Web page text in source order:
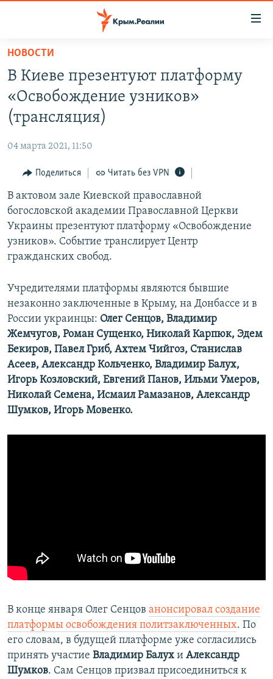
Вернуться
основному
содержанию
Вернутся
главной
навигации
Вернутся
поиску
СПЕЦПРОЕКТЫ
11 ЛЕТ ОККУПАЦИИ КРЫМА. 11 ИСТОРИЙ СОПРОТИВЛЕНИЯ
ВОДА
ЕЩЕ
ИНТЕРАКТИВ
ИНФОГРАФИКА
ТЕЛЕПРОЕКТ КРЫМ.РЕАЛИИ
СОВЕТЫ ПРАВОЗАЩИТНИКОВ
ПРОПАВШИЕ БЕЗ ВЕСТИ
ПОБЕДИТЕЛЕЙ НЕ СУДЯТ?
КРЫМ.НЕПОКОРЕННЫЙ
УКРАИНСКАЯ ПРОБЛЕМА КРЫМА
РАДІО СВОБОДА
КАК ОБОЙТИ БЛОКИРОВКУ
Українською
ПРИСОЕДИНЯЙТЕСЬ!
Все сайты RFE/RL
НОВОСТИ
В Киеве презентуют платформу
«Освобождение узников»
(трансляция)
04 марта 2021, 11:50
Поделиться Читать без VPN
В актовом зале Киевской православной
богословской академии Православной Церкви
Украины презентуют платформу «Освобождение
узников». Событие транслирует Центр
гражданских свобод.
Учредителями платформы являются бывшие
незаконно заключенные в Крыму, на Донбассе и в
России украинцы: Олег Сенцов, Владимир
Жемчугов, Роман Сущенко, Николай Карпюк, Эдем
Бекиров, Павел Гриб, Ахтем Чийгоз, Станислав
Асеев, Александр Кольченко, Владимир Балух,
Игорь Козловский, Евгений Панов, Ильми Умеров,
Николай Семена, Исмаил Рамазанов, Александр
Шумков, Игорь Мовенко.
В конце января Олег Сенцов анонсировал создание
платформы освобождения политзаключенных. По
его словам, в будущей платформе уже согласились
принять участие Владимир Балух и Александр
Шумков. Сам Сенцов призвал присоединиться к